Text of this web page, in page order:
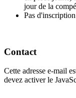
jour de la
Pas
Contact
Cette adresse e-mail
devez activer le